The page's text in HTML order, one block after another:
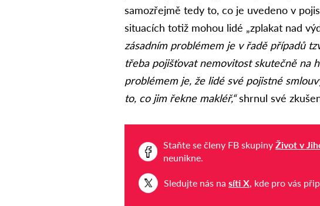
samozřejmě tedy to, co je uvedeno v
situacích totiž mohou lidé „zplakat nad
zásadním problémem je v řadě případů
třeba pojišťovat nemovitost skutečně na
problémem je, že lidé své pojistné
to, co jim řekne makléř,“shrnul své
Staňte se členy FB skupinyŽivot v
neunikne.
Sledujte nás nasíti X, kde pro vás